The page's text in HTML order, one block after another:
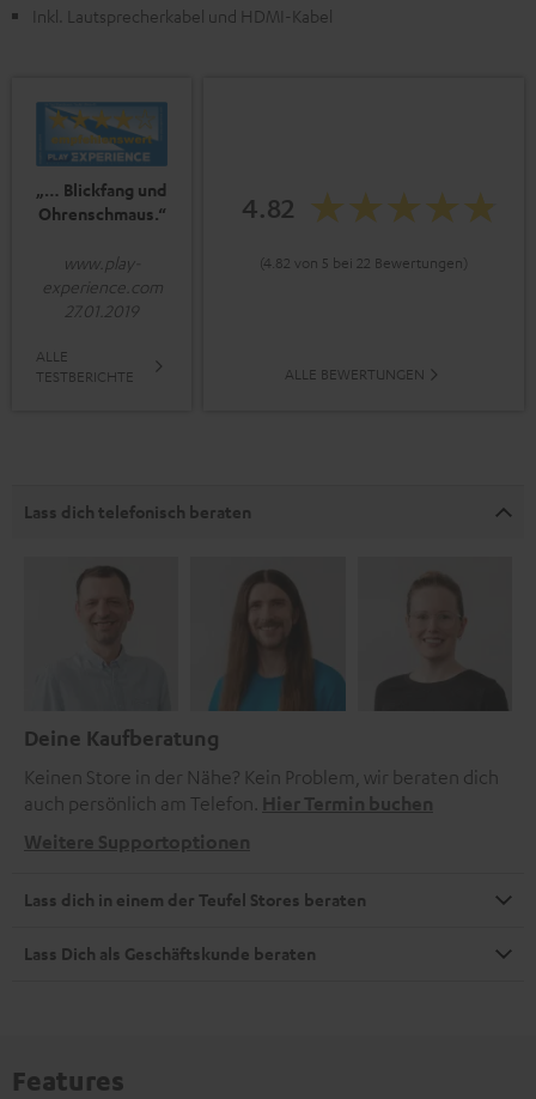
Inkl. Lautsprecherkabel und HDMI-Kabel
„… Blickfang und
Ohrenschmaus.“
www.play-
experience.com
27.01.2019
ALLE
TESTBERICHTE
4.82
(4.82 von 5 bei 22 Bewertungen)
ALLE BEWERTUNGEN
Lass dich telefonisch beraten
Deine Kaufberatung
Keinen Store in der Nähe? Kein Problem, wir beraten dich
auch persönlich am Telefon. Hier Termin buchen
Weitere Supportoptionen
Lass dich in einem der Teufel Stores beraten
Lass Dich als Geschäftskunde beraten
Features